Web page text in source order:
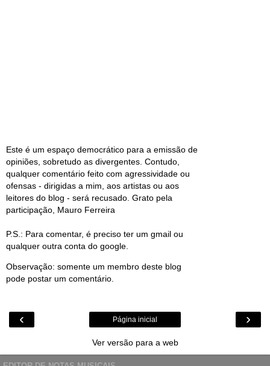
Este é um espaço democrático para a emissão de
opiniões, sobretudo as divergentes. Contudo,
qualquer comentário feito com agressividade ou
ofensas - dirigidas a mim, aos artistas ou aos
leitores do blog - será recusado. Grato pela
participação, Mauro Ferreira
P.S.: Para comentar, é preciso ter um gmail ou
qualquer outra conta do google.
Observação: somente um membro deste blog
pode postar um comentário.
‹ ›
Página inicial
Ver versão para a web